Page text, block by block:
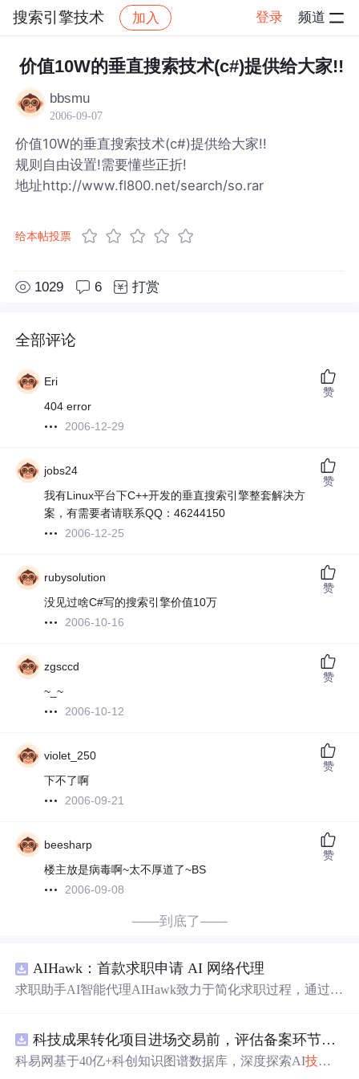
搜索引擎技术 加入 登录 频道
社区 搜索引擎技术 帖子详情
价值10W的垂直搜索技术(c#)提供给大家!!
bbsmu
2006-09-07
价值10W的垂直搜索技术(c#)提供给大家!!
规则自由设置!需要懂些正折!
地址http://www.fl800.net/search/so.rar
给本帖投票
1029 6 打赏
全部评论
Eri
404 error
2006-12-29
赞
jobs24
我有Linux平台下C++开发的垂直搜索引擎整套解决方
案，有需要者请联系QQ：46244150
2006-12-25
赞
rubysolution
没见过啥C#写的搜索引擎价值10万
2006-10-16
赞
zgsccd
~_~
2006-10-12
赞
violet_250
下不了啊
2006-09-21
赞
beesharp
楼主放是病毒啊~太不厚道了~BS
2006-09-08
赞
——到底了——
AIHawk：首款求职申请 AI 网络代理
求职助手AI智能代理AIHawk致力于简化求职过程，通过自
科技成果转化项目进场交易前，评估备案环节需要准备哪些材料？.docx
科易网基于40亿+科创知识图谱数据库，深度探索AI技术